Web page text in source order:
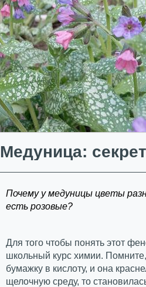
Медуница:
Почему у медуницы цветы
есть розовые?
Для того чтобы понять этот
школьный курс химии.
бумажку в кислоту, и она
щелочную среду, то